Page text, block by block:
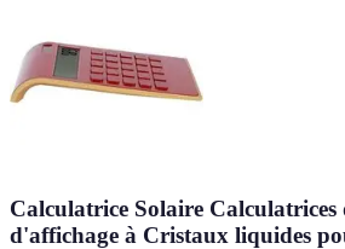
Calculatrice Solaire Calculatrices
d'affichage à Cristaux liquides